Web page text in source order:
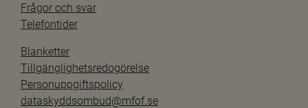
Frågor och svar
Telefontider
Blanketter
Tillgänglighetsredogörelse
Personuppgiftspolicy
dataskyddsombud@mfof.se